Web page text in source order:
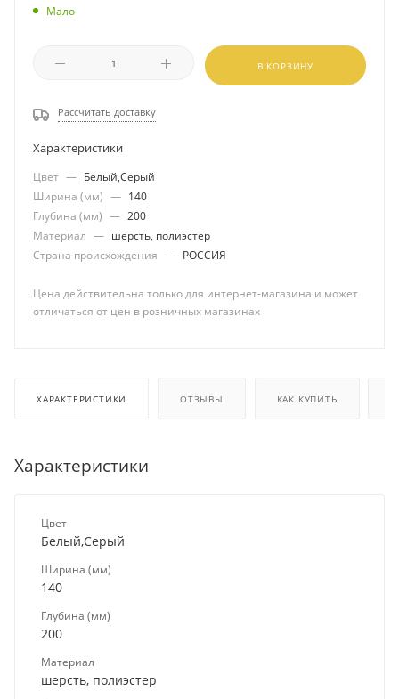
Мало
В КОРЗИНУ
Рассчитать доставку
Характеристики
Цвет — Белый,Серый
Ширина (мм) — 140
Глубина (мм) — 200
Материал — шерсть, полиэстер
Страна происхождения — РОССИЯ
Цена действительна только для интернет-магазина и может
отличаться от цен в розничных магазинах
ХАРАКТЕРИСТИКИ ОТЗЫВЫ КАК КУПИТЬ
Характеристики
Цвет
Белый,Серый
Ширина (мм)
140
Глубина (мм)
200
Материал
шерсть, полиэстер